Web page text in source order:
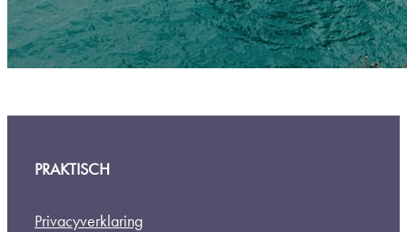
PRAKTISCH
Privacyverklaring